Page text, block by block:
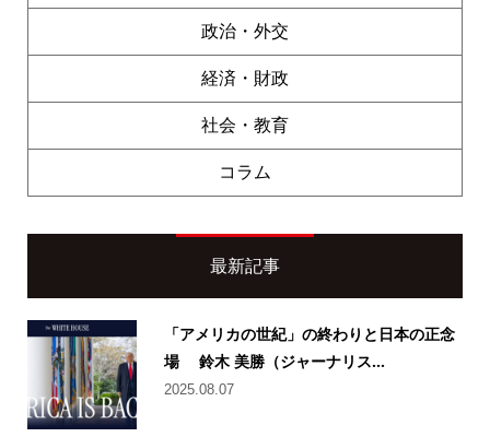
政治・外交
経済・財政
社会・教育
コラム
最新記事
「アメリカの世紀」の終わりと日本の正念
場 鈴木 美勝（ジャーナリス...
2025.08.07